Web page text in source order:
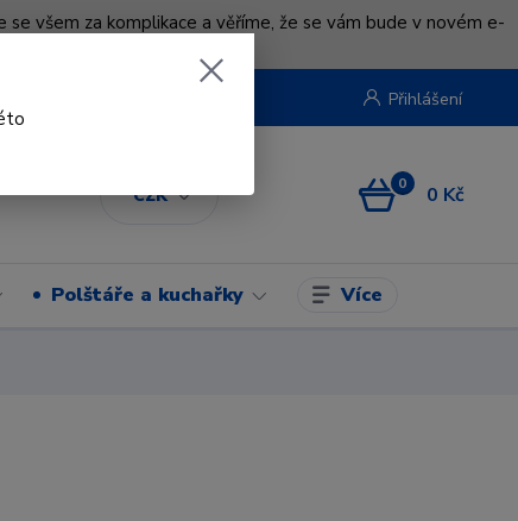
všem za komplikace a věříme, že se vám bude v novém e-
CZK
Přihlášení
0 0 Kč
Polštáře a kuchařky Více